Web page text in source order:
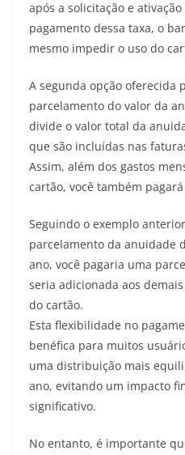
após a solicitação e
pagamento dessa taxa, o
mesmo impedir o uso do
A segunda opção oferecida
parcelamento do valor da
divide o valor total da
que são incluídas nas
Assim, além dos gastos
cartão, você também
Seguindo o exemplo
parcelamento da anuidade
ano, você pagaria uma
seria adicionada aos
do cartão.
Esta flexibilidade no
benéfica para muitos
uma distribuição mais
ano, evitando um impacto
significativo.
No entanto, é importante